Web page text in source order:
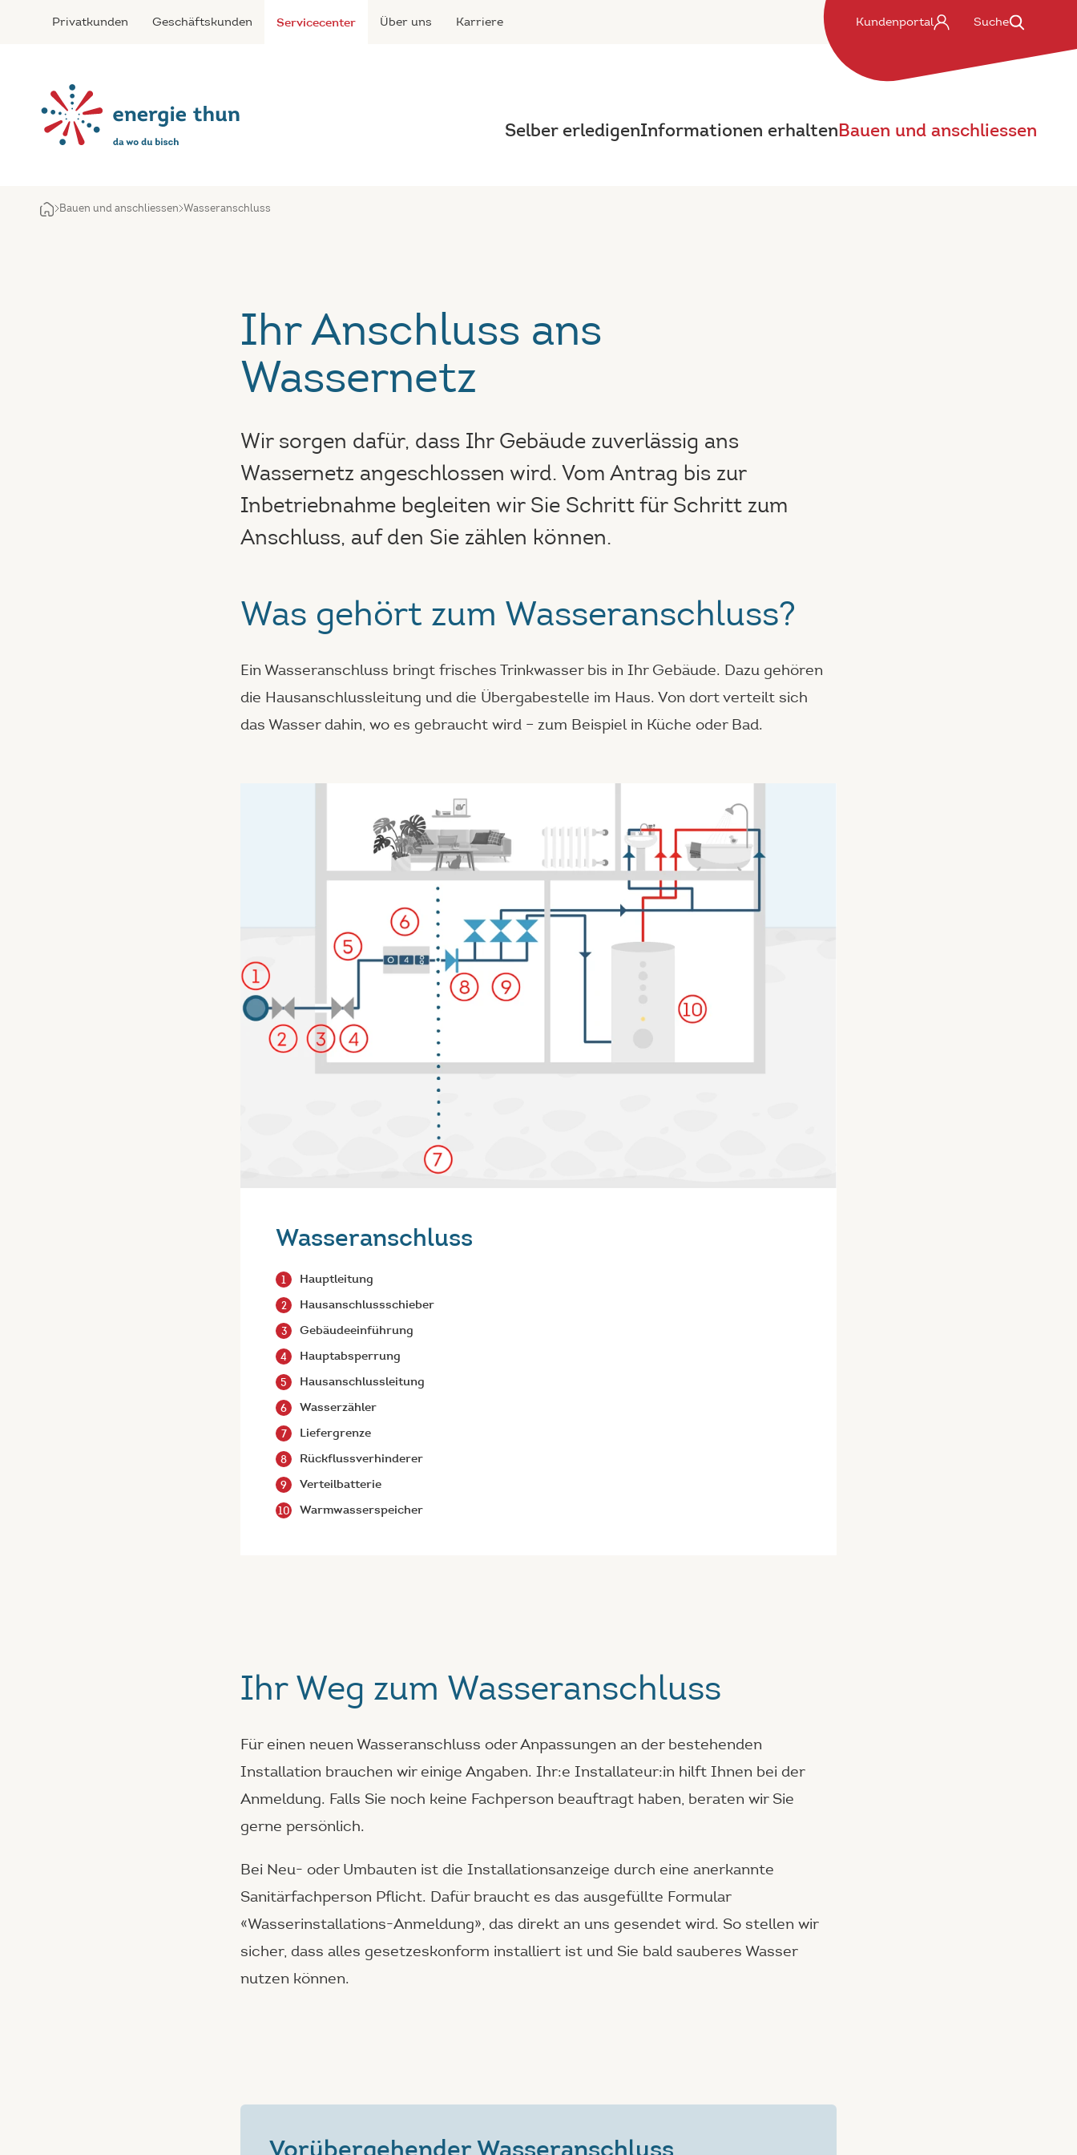
Privatkunden Geschäftskunden Servicecenter Über uns Karriere Kundenportal Suche
Selber erledigenInformationen erhaltenBauen und anschliessen
Bauen und anschliessen Wasseranschluss
Ihr Anschluss ans
Wassernetz
Wir sorgen dafür, dass Ihr Gebäude zuverlässig ans
Wassernetz angeschlossen wird. Vom Antrag bis zur
Inbetriebnahme begleiten wir Sie Schritt für Schritt zum
Anschluss, auf den Sie zählen können.
Was gehört zum Wasseranschluss?
Ein Wasseranschluss bringt frisches Trinkwasser bis in Ihr Gebäude. Dazu gehören
die Hausanschlussleitung und die Übergabestelle im Haus. Von dort verteilt sich
das Wasser dahin, wo es gebraucht wird – zum Beispiel in Küche oder Bad.
Wasseranschluss
Hauptleitung
Hausanschlussschieber
Gebäudeeinführung
Hauptabsperrung
Hausanschlussleitung
Wasserzähler
Liefergrenze
Rückflussverhinderer
Verteilbatterie
Warmwasserspeicher
Ihr Weg zum Wasseranschluss
Für einen neuen Wasseranschluss oder Anpassungen an der bestehenden
Installation brauchen wir einige Angaben. Ihr:e Installateur:in hilft Ihnen bei der
Anmeldung. Falls Sie noch keine Fachperson beauftragt haben, beraten wir Sie
gerne persönlich.
Bei Neu- oder Umbauten ist die Installationsanzeige durch eine anerkannte
Sanitärfachperson Pflicht. Dafür braucht es das ausgefüllte Formular
«Wasserinstallations-Anmeldung», das direkt an uns gesendet wird. So stellen wir
sicher, dass alles gesetzeskonform installiert ist und Sie bald sauberes Wasser
nutzen können.
Vorübergehender Wasseranschluss